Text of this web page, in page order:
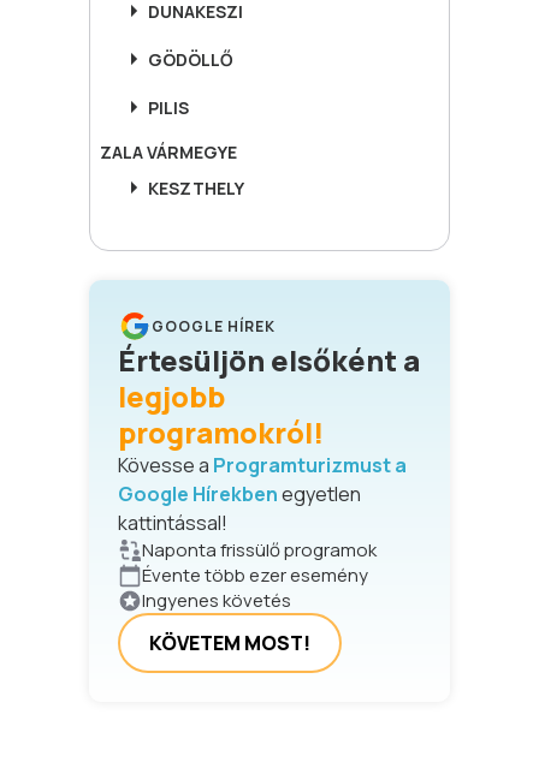
DUNAKESZI
GÖDÖLLŐ
PILIS
ZALAVÁRMEGYE
KESZTHELY
GOOGLE HÍREK
Értesüljön elsőként a
legjobb
programokról!
Kövesse a Programturizmust a
Google Hírekbenegyetlen
kattintással!
Naponta frissülő programok
Évente több ezer esemény
Ingyenes követés
KÖVETEM MOST!